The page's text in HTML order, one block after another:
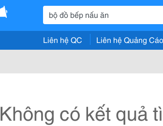
Liên hệ QC Liên hệ Quảng
Không có kết quả